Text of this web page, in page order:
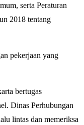
serta Peraturan
2018 tentang
pekerjaan yang
bertugas
Dinas Perhubungan
lintas dan memeriksa